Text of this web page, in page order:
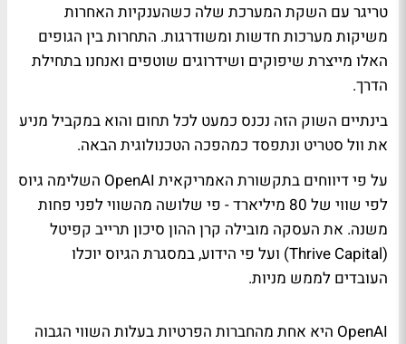
טריגר עם השקת המערכת שלה כשהענקיות האחרות
משיקות מערכות חדשות ומשודרגות. התחרות בין הגופים
האלו מייצרת שיפוקים ושידרוגים שוטפים ואנחנו בתחילת
הדרך.
בינתיים השוק הזה נכנס כמעט לכל תחום והוא במקביל מניע
את וול סטריט ונתפסד כמהפכה הטכנולוגית הבאה.
על פי דיווחים בתקשורת האמריקאית OpenAI השלימה גיוס
לפי שווי של 80 מיליארד - פי שלושה מהשווי לפני פחות
משנה. את העסקה מובילה קרן ההון סיכון תרייב קפיטל
(Thrive Capital) ועל פי הידוע, במסגרת הגיוס יוכלו
העובדים לממש מניות.
OpenAI היא אחת מהחברות הפרטיות בעלות השווי הגבוה